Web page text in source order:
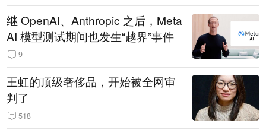
继 OpenAI、Anthropic 之后，Meta
AI 模型测试期间也发生“越界”事件
9
王虹的顶级奢侈品，开始被全网审
判了
518